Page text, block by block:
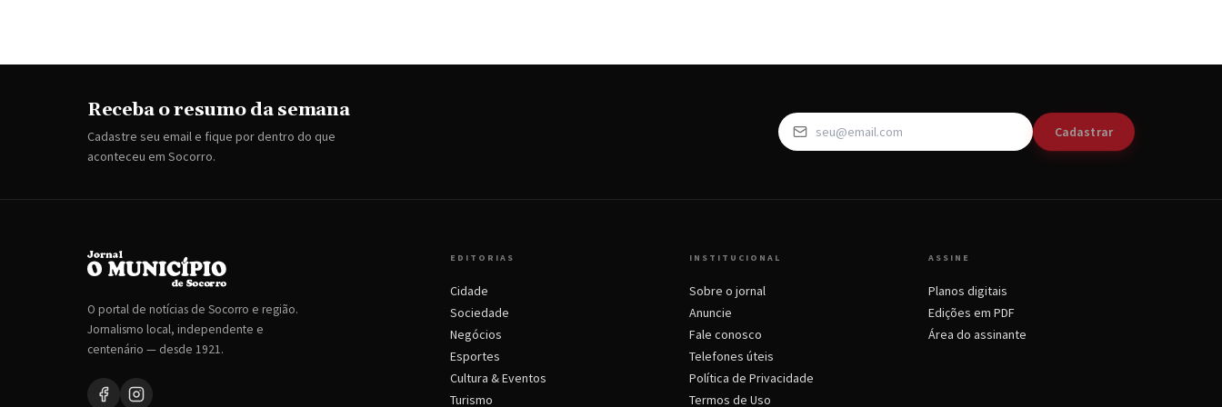
Receba o resumo da semana
Cadastre seu email e fique por dentro do que
aconteceu em Socorro.
Cadastrar
O portal de notícias de Socorro e região.
Jornalismo local, independente e
centenário — desde 1921.
EDITORIAS
Cidade
Sociedade
Negócios
Esportes
Cultura & Eventos
Turismo
INSTITUCIONAL
Sobre o jornal
Anuncie
Fale conosco
Telefones úteis
Política de Privacidade
Termos de Uso
ASSINE
Planos digitais
Edições em PDF
Área do assinante